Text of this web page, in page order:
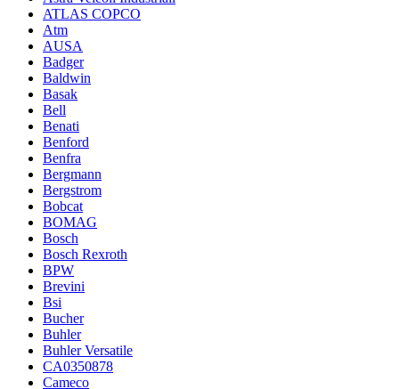
ATLAS COPCO
Atm
AUSA
Badger
Baldwin
Basak
Bell
Benati
Benford
Benfra
Bergmann
Bergstrom
Bobcat
BOMAG
Bosch
Bosch Rexroth
BPW
Brevini
Bsi
Bucher
Buhler
Buhler Versatile
CA0350878
Cameco